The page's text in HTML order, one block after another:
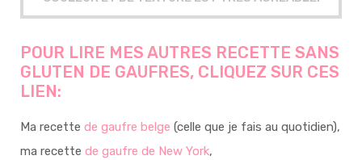
POUR LIRE MES AUTRES RECETTE SANS
GLUTEN DE GAUFRES, CLIQUEZ SUR CES
LIEN:
Ma recette de gaufre belge (celle que je fais au quotidien),
ma recette de gaufre de New York,